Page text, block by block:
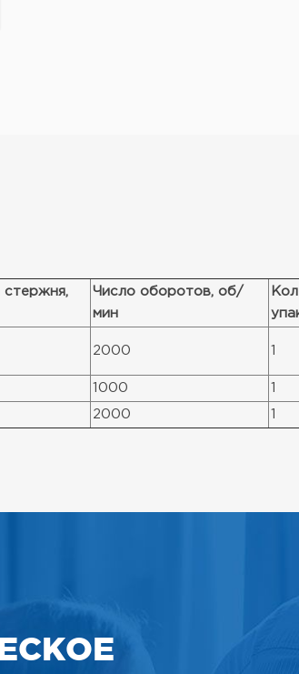
стержня,
Число оборотов, об/
мин
2000 1
1000 1
2000 1